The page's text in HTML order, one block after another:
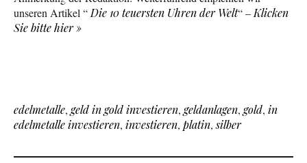
unseren Artikel “Die 10 teuersten Uhren der Welt“ –Klicken
Sie bitte hier »
edelmetalle, geld in gold investieren, geldanlagen, gold, in
edelmetalle investieren, investieren, platin,silber